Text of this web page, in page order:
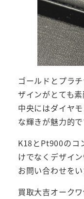
ゴールドとプラ
ザインがとても
中央にはダイヤ
な輝きが魅力的
K18とPt900のコ
けでなくデザイ
買取大吉オーク